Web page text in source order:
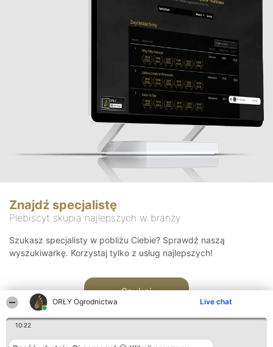
ORŁY Ogrodnictwa Live chat
10:22
Znajdź specjalistę
Plebiscyt skupia najlepszych w branży
Szukasz specjalisty w pobliżu Ciebie? Sprawdź naszą
wyszukiwarkę. Korzystaj tylko z usług najlepszych!
Szukaj